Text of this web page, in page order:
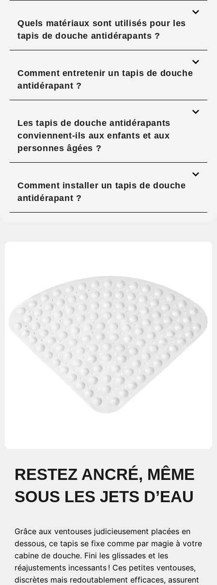
Quels matériaux sont utilisés pour les
tapis de douche antidérapants ?
Comment entretenir un tapis de douche
antidérapant ?
Les tapis de douche antidérapants
conviennent-ils aux enfants et aux
personnes âgées ?
Comment installer un tapis de douche
antidérapant ?
RESTEZ ANCRÉ, MÊME
SOUS LES JETS D’EAU
Grâce aux ventouses judicieusement placées en
dessous, ce tapis se fixe comme par magie à votre
cabine de douche. Fini les glissades et les
réajustements incessants ! Ces petites ventouses,
discrètes mais redoutablement efficaces, assurent